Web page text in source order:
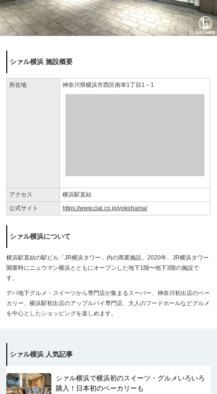
シァル横浜 施設概要
所在地 神奈川県横浜市西区南幸1丁目1－1
アクセス
横浜駅直結
公式サイト
https://www.cial.co.jp/yokohama/
シァル横浜について
横浜駅直結の駅ビル「JR横浜タワー」内の商業施設。2020年、JR横浜タワー
開業時にニュウマン横浜とともにオープンした地下1階〜地下3階の施設で
す。
デパ地下グルメ・スイーツから専門店が集まるスーパー、神奈川初出店のベー
カリー、横浜駅初出店のアップルパイ専門店、大人のフードホールなどグルメ
を中心としたショッピングを楽しめます。
シァル横浜 人気記事
シァル横浜で横浜初のスイーツ・グルメいろいろ
購入！日本初のベーカリーも